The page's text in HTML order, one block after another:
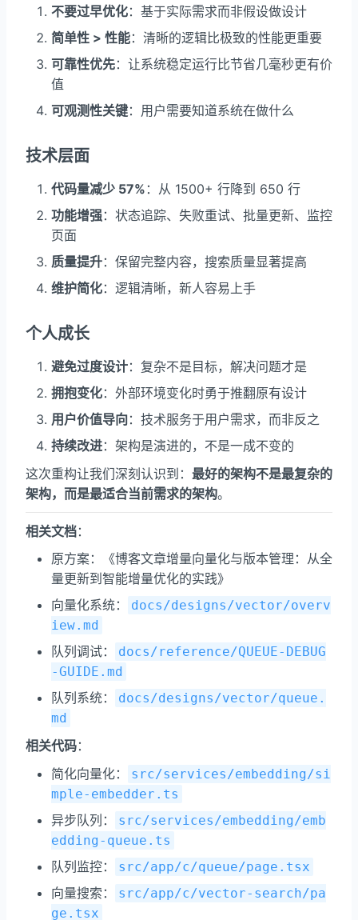
不要过早优化：基于实际需求而非假设做设计
简单性 > 性能：清晰的逻辑比极致的性能更重要
可靠性优先：让系统稳定运行比节省几毫秒更有价
值
可观测性关键：用户需要知道系统在做什么
技术层面
代码量减少 57% ：从 1500+ 行降到 650 行
功能增强：状态追踪、失败重试、批量更新、监控
页面
质量提升：保留完整内容，搜索质量显著提高
维护简化：逻辑清晰，新人容易上手
个人成长
避免过度设计：复杂不是目标，解决问题才是
拥抱变化：外部环境变化时勇于推翻原有设计
用户价值导向：技术服务于用户需求，而非反之
持续改进：架构是演进的，不是一成不变的
这次重构让我们深刻认识到： 最好的架构不是最复杂的
架构，而是最适合当前需求的架构。
相关文档：
原方案：《博客文章增量向量化与版本管理：从全
量更新到智能增量优化的实践》
向量化系统：
docs/designs/vector/overv
iew.md
队列调试：
docs/reference/QUEUE-DEBUG
-GUIDE.md
队列系统：
docs/designs/vector/queue.
md
相关代码：
简化向量化：
src/services/embedding/si
mple-embedder.ts
异步队列：
src/services/embedding/emb
edding-queue.ts
队列监控： src/app/c/queue/page.tsx
向量搜索：
src/app/c/vector-search/pa
ge.tsx